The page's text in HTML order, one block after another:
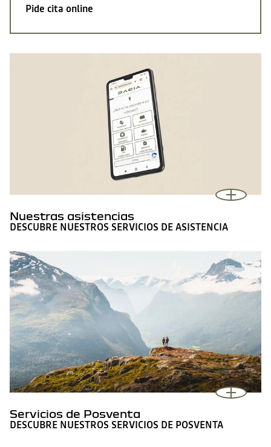
Pide cita online
Nuestras asistencias
DESCUBRE NUESTROS SERVICIOS DE ASISTENCIA
Servicios de Posventa
DESCUBRE NUESTROS SERVICIOS DE POSVENTA